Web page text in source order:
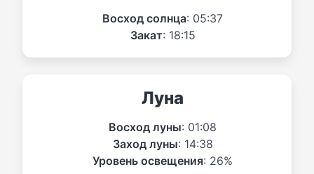
Восход солнца: 05:37
Закат: 18:15
Луна
Восход луны: 01:08
Заход луны: 14:38
Уровень освещения: 26%